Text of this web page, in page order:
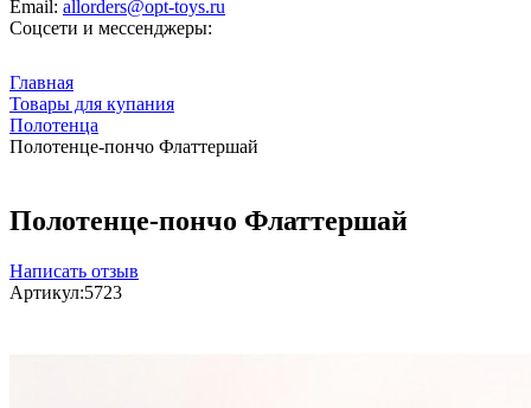
Email: allorders@opt-toys.ru
Соцсети и мессенджеры:
Главная
Товары для купания
Полотенца
Полотенце-пончо Флаттершай
Полотенце-пончо Флаттершай
Написать отзыв
Артикул:5723